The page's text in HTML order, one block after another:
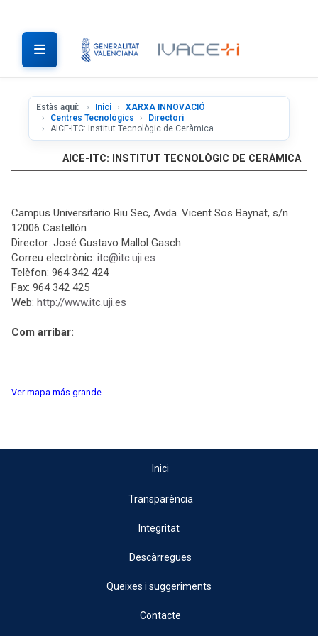
Estàs aquí: Inici
XARXA INNOVACIÓ
Centres Tecnològics
Directori
AICE-ITC: Institut Tecnològic de Ceràmica
AICE-ITC: INSTITUT TECNOLÒGIC DE CERÀMICA
Campus Universitario Riu Sec, Avda. Vicent Sos Baynat, s/n
12006 Castellón
Director: José Gustavo Mallol Gasch
Correu electrònic: itc@itc.uji.es
Telèfon: 964 342 424
Fax: 964 342 425
Web: http://www.itc.uji.es
Com arribar:
Ver mapa más grande
Inici
Transparència
Integritat
Descàrregues
Queixes i suggeriments
Contacte